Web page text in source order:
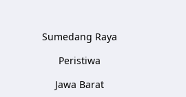
Sumedang Raya
Peristiwa
Jawa Barat